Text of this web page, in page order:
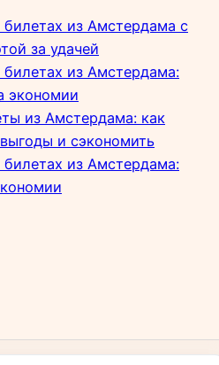
билетах из Амстердама с
за удачей
из Амстердама:
экономии
из Амстердама: как
и сэкономить
из Амстердама: